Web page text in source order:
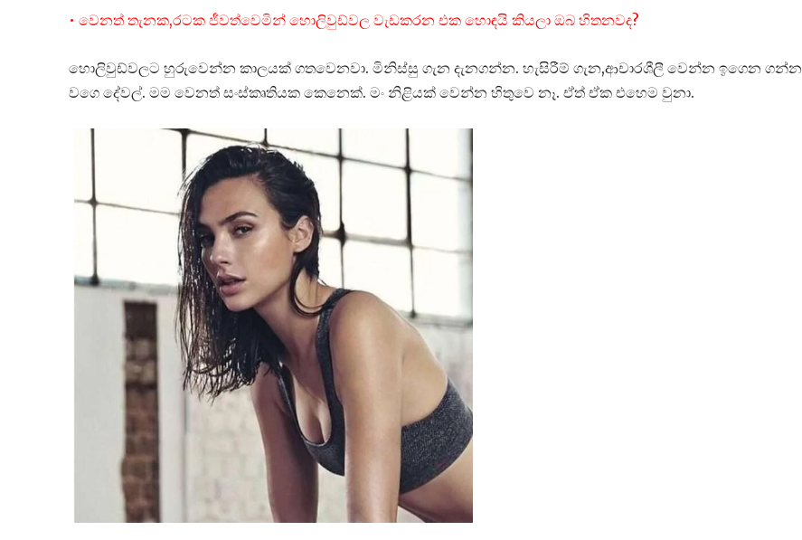
• වෙනත් තැනක,රටක ජීවත්වෙමින් හොලිවුඩ්වල වැඩකරන එක හොඳයි කියලා ඔබ හිතනවද?
හොලිවුඩ්වලට හුරුවෙන්න කාලයක් ගතවෙනවා. මිනිස්සු ගැන දැනගන්න. හැසිරීම් ගැන,ආචාරශීලී වෙන්න ඉගෙන ගන්න
වගෙ දේවල්. මම වෙනත් සංස්කෘතියක කෙනෙක්. මං නිළියක් වෙන්න හිතුවෙ නෑ. ඒත් ඒක එහෙම වුනා.